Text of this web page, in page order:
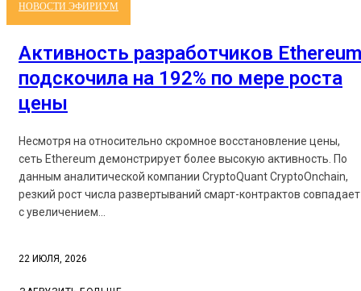
НОВОСТИ ЭФИРИУМ
Активность разработчиков Ethereum
подскочила на 192% по мере роста
цены
Несмотря на относительно скромное восстановление цены,
сеть Ethereum демонстрирует более высокую активность. По
данным аналитической компании CryptoQuant CryptoOnchain,
резкий рост числа развертываний смарт-контрактов совпадает
с увеличением...
22 ИЮЛЯ, 2026